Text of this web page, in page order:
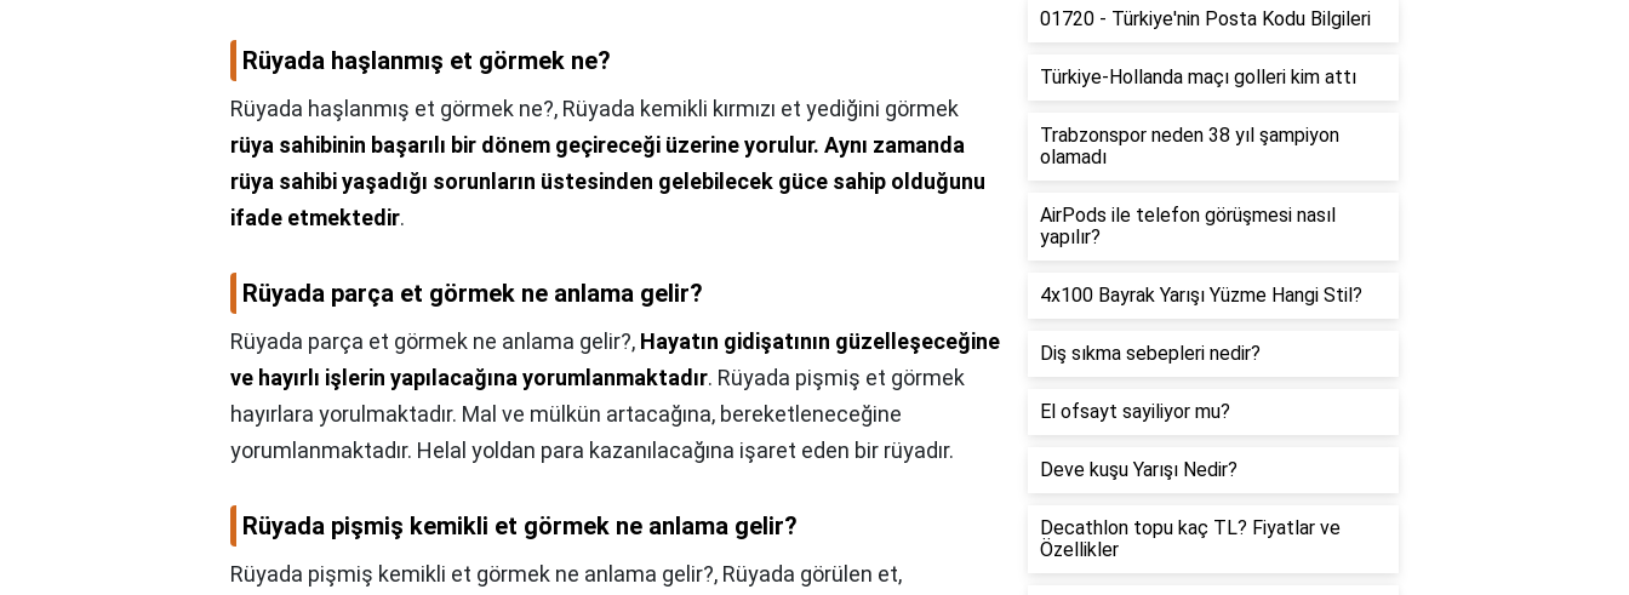
Rüyada haşlanmış et görmek ne?
Rüyada haşlanmış et görmek ne?, Rüyada kemikli kırmızı et yediğini görmek
rüya sahibinin başarılı bir dönem geçireceği üzerine yorulur. Aynı zamanda
rüya sahibi yaşadığı sorunların üstesinden gelebilecek güce sahip olduğunu
ifade etmektedir.
Rüyada parça et görmek ne anlama gelir?
Rüyada parça et görmek ne anlama gelir?, Hayatın gidişatının güzelleşeceğine
ve hayırlı işlerin yapılacağına yorumlanmaktadır. Rüyada pişmiş et görmek
hayırlara yorulmaktadır. Mal ve mülkün artacağına, bereketleneceğine
yorumlanmaktadır. Helal yoldan para kazanılacağına işaret eden bir rüyadır.
Rüyada pişmiş kemikli et görmek ne anlama gelir?
Rüyada pişmiş kemikli et görmek ne anlama gelir?, Rüyada görülen et,
01720 - Türkiye'nin Posta Kodu Bilgileri
Türkiye-Hollanda maçı golleri kim attı
Trabzonspor neden 38 yıl şampiyon
olamadı
AirPods ile telefon görüşmesi nasıl
yapılır?
4x100 Bayrak Yarışı Yüzme Hangi Stil?
Diş sıkma sebepleri nedir?
El ofsayt sayiliyor mu?
Deve kuşu Yarışı Nedir?
Decathlon topu kaç TL? Fiyatlar ve
Özellikler